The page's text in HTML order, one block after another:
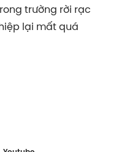
trường rời rạc
lại mất quá
cách này và
thích ứng vượt trội
5, hãy cùng host
Phương Nhi và anh